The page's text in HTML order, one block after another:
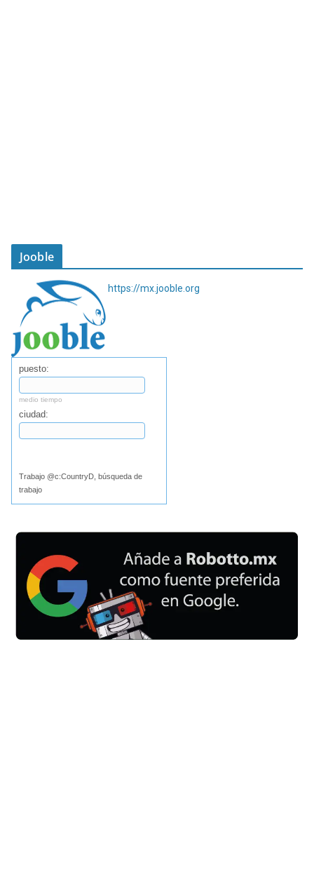
Jooble
https://mx.jooble.org
puesto:
medio tiempo
ciudad:
Trabajo @c:CountryD, búsqueda de
trabajo